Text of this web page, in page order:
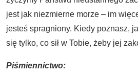
jest jak niezmierne morze – im
jesteś spragniony. Kiedy poznasz,
się tylko, co sił w Tobie, żeby jej
Piśmiennictwo: